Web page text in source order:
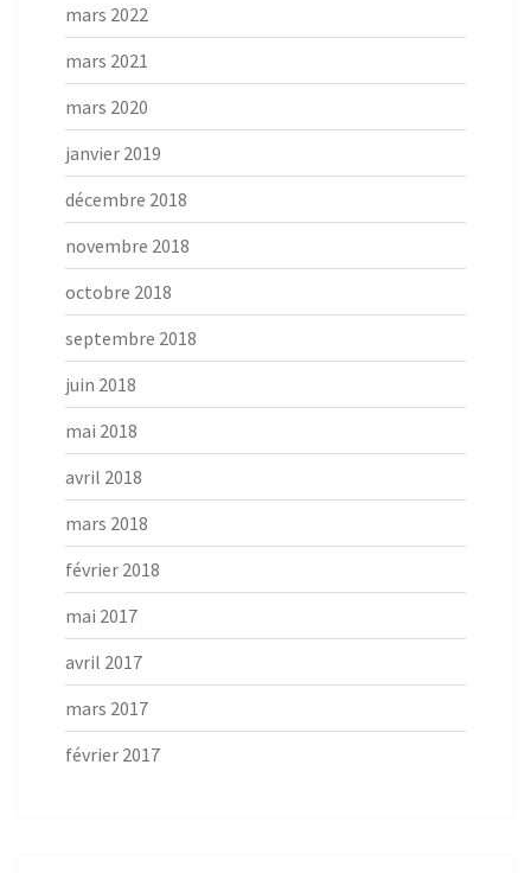
mars 2022
mars 2021
mars 2020
janvier 2019
décembre 2018
novembre 2018
octobre 2018
septembre 2018
juin 2018
mai 2018
avril 2018
mars 2018
février 2018
mai 2017
avril 2017
mars 2017
février 2017